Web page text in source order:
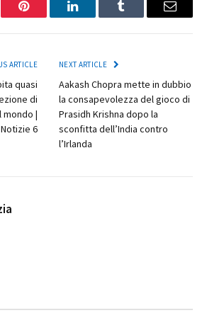
Pinterest LinkedInTumblr Email
ARTICLE
quasi
di
mondo |
Notizie 6
NEXT ARTICLE
Aakash Chopra mette in dubbio
la consapevolezza del gioco di
Prasidh Krishna dopo la
sconfitta dell’India contro
l’Irlanda